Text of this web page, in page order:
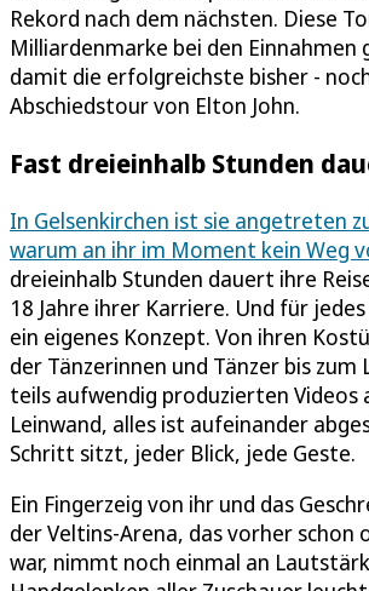
Rekord nach dem nächsten. Diese
Milliardenmarke bei den Einnahmen
damit die erfolgreichste bisher -
Abschiedstour von Elton John.
Fast dreieinhalb Stunden
In Gelsenkirchen ist sie angetreten
warum an ihr im Moment kein Weg
dreieinhalb Stunden dauert ihre
18 Jahre ihrer Karriere. Und für
ein eigenes Konzept. Von ihren
der Tänzerinnen und Tänzer bis zum
teils aufwendig produzierten Videos
Leinwand, alles ist aufeinander
Schritt sitzt, jeder Blick, jede Geste.
Ein Fingerzeig von ihr und das
der Veltins-Arena, das vorher schon
war, nimmt noch einmal an